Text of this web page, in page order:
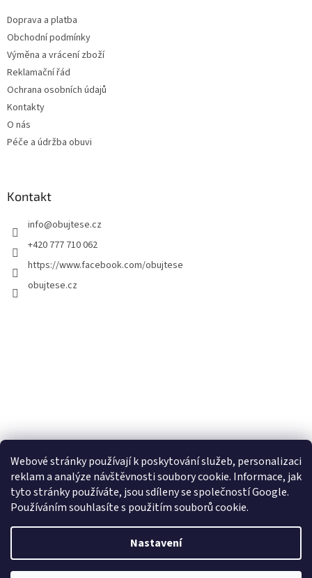
Webové stránky používají k poskytování služeb, personalizaci
reklam a analýze návštěvnosti soubory cookie. Informace, jak
tyto stránky používáte, jsou sdíleny se společností Google.
Používáním souhlasíte s použitím souborů cookie.
Nastavení
Doprava a platba
Obchodní podmínky
Výměna a vrácení zboží
Reklamační řád
Ochrana osobních údajů
Kontakty
O nás
Péče a údržba obuvi
Kontakt
info@obujtese.cz
+420 777 710 062
https://www.facebook.com/obujtese
obujtese.cz